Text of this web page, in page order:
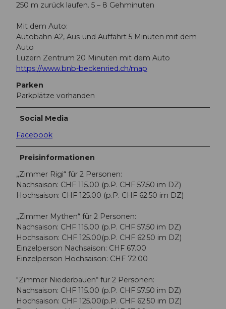
250 m zurück laufen. 5 – 8 Gehminuten
Mit dem Auto:
Autobahn A2, Aus-und Auffahrt 5 Minuten mit dem
Auto
Luzern Zentrum 20 Minuten mit dem Auto
https://www.bnb-beckenried.ch/map
Parken
Parkplätze vorhanden
Social Media
Facebook
Preisinformationen
„Zimmer Rigi“ für 2 Personen:
Nachsaison: CHF 115.00 (p.P. CHF 57.50 im DZ)
Hochsaison: CHF 125.00 (p.P. CHF 62.50 im DZ)
„Zimmer Mythen“ für 2 Personen:
Nachsaison: CHF 115.00 (p.P. CHF 57.50 im DZ)
Hochsaison: CHF 125.00(p.P. CHF 62.50 im DZ)
Einzelperson Nachsaison: CHF 67.00
Einzelperson Hochsaison: CHF 72.00
"Zimmer Niederbauen“ für 2 Personen:
Nachsaison: CHF 115.00 (p.P. CHF 57.50 im DZ)
Hochsaison: CHF 125.00(p.P. CHF 62.50 im DZ)